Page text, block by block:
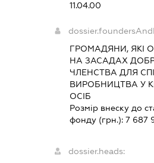
11.04.00
ГРОМАДЯНИ, ЯКІ
НА ЗАСАДАХ
ЧЛЕНСТВА ДЛЯ
ВИРОБНИЦТВА У
ОСІБ
Розмір внеску до
фонду (грн.):7 687
dossier.heads: